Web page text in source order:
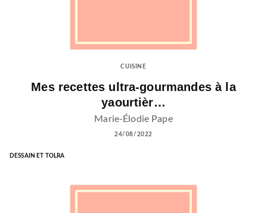
CUISINE
Mes recettes ultra-gourmandes à la
yaourtièr…
Marie-Élodie Pape
24/08/2022
DESSAIN ET TOLRA